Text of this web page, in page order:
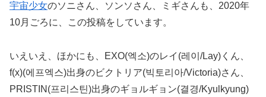
宇宙少女のソニさん、ソンソさん、ミギさんも、2020年
10月ごろに、この投稿をしています。
いえいえ、ほかにも、EXO(엑소)のレイ(레이/Lay)くん、
f(x)(에프엑스)出身のビクトリア(빅토리아/Victoria)さん、
PRISTIN(프리스틴)出身のギョルギョン(결경/Kyulkyung)